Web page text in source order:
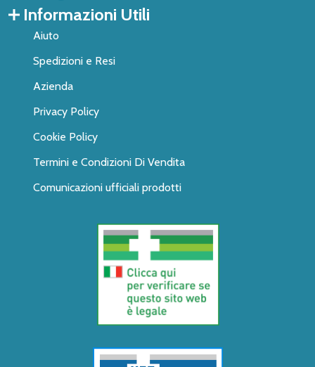
Informazioni Utili
Aiuto
Spedizioni e Resi
Azienda
Privacy Policy
Cookie Policy
Termini e Condizioni Di Vendita
Comunicazioni ufficiali prodotti